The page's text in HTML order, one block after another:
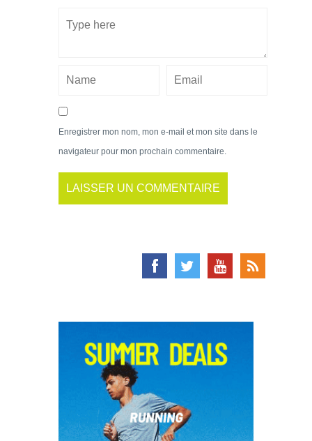
Enregistrer mon nom, mon e-mail et mon site dans le
navigateur pour mon prochain commentaire.